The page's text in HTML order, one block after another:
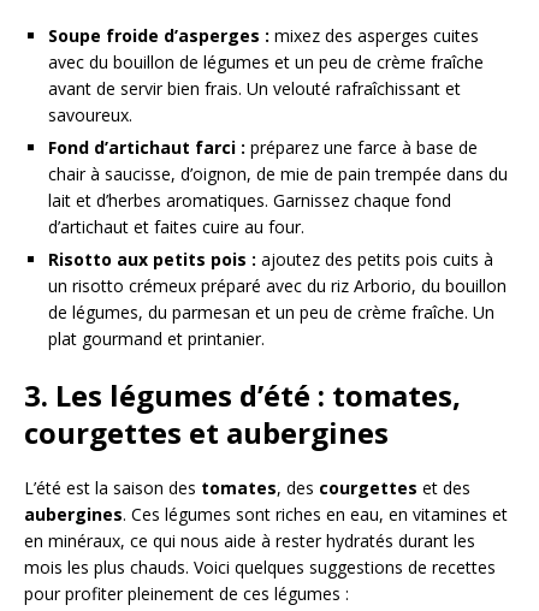
Soupe froide d’asperges : mixez des asperges cuites
avec du bouillon de légumes et un peu de crème fraîche
avant de servir bien frais. Un velouté rafraîchissant et
savoureux.
Fond d’artichaut farci : préparez une farce à base de
chair à saucisse, d’oignon, de mie de pain trempée dans du
lait et d’herbes aromatiques. Garnissez chaque fond
d’artichaut et faites cuire au four.
Risotto aux petits pois : ajoutez des petits pois cuits à
un risotto crémeux préparé avec du riz Arborio, du bouillon
de légumes, du parmesan et un peu de crème fraîche. Un
plat gourmand et printanier.
3. Les légumes d’été : tomates,
courgettes et aubergines
L’été est la saison des tomates, des courgettes et des
aubergines. Ces légumes sont riches en eau, en vitamines et
en minéraux, ce qui nous aide à rester hydratés durant les
mois les plus chauds. Voici quelques suggestions de recettes
pour profiter pleinement de ces légumes :